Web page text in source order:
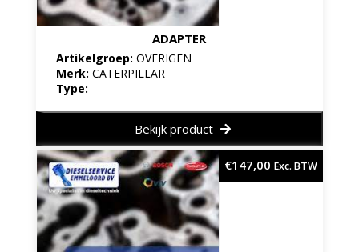
ADAPTER
Artikelgroep: OVERIGEN
Merk: CATERPILLAR
Type:
Bekijk product
€147,00 Exc. BTW